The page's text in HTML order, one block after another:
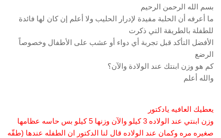
بسم الله الرحمن الرحيم
ما أعرفه أن الحلبة مفيدة لإدرار الحليب ولا أعلم إن كان لها فائدة
للطفلة بالطريقة التي ذكرت
الأفضل التأكد قبل تجربة أي دواء أو عشب على الأطفال وخصوصاً
الرضع
كم هو وزن ابنتك عند الولادة والآن؟
والله أعلم
يعطيك العافيه يادكتور
وزن ابنتي عند الولاده 3 كيلو والآن وزنها 5 كيلو بس حاسه عظامها
صغيره مره وكمان عند الولاده قال لنا الدكتور ان الطفله عندها (طقّه